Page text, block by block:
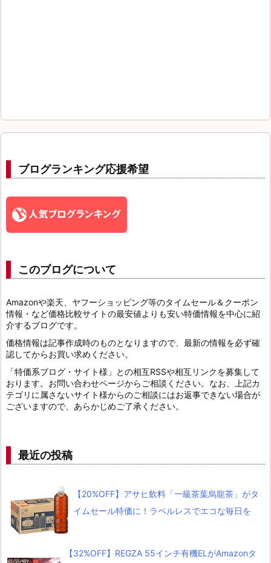
ブログランキング応援希望
このブログについて
Amazonや楽天、ヤフーショッピング等のタイムセール＆クーポン
情報・など価格比較サイトの最安値よりも安い特価情報を中心に紹
介するブログです。
価格情報は記事作成時のものとなりますので、最新の情報を必ず確
認してからお買い求めください。
「特価系ブログ・サイト様」との相互RSSや相互リンクを募集して
おります。お問い合わせページからご相談ください。なお、上記カ
テゴリに属さないサイト様からのご相談にはお返事できない場合が
ございますので、あらかじめご了承ください。
最近の投稿
【20%OFF】アサヒ飲料「一級茶葉烏龍茶」がタ
イムセール特価に！ラベルレスでエコな毎日を
【32%OFF】REGZA 55インチ有機ELがAmazonタ